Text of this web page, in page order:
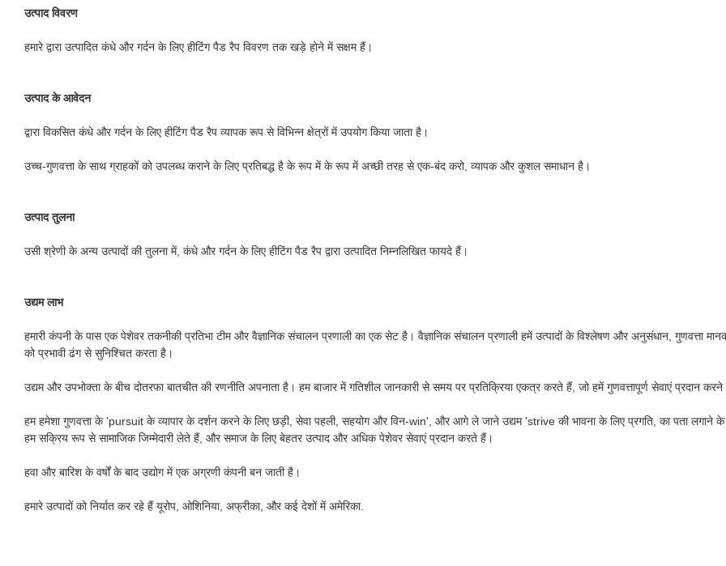
उत्पाद विवरण
हमारे द्वारा उत्पादित कंधे और गर्दन के लिए हीटिंग पैड रैप विवरण तक खड़े होने में सक्षम हैं।
उत्पाद के आवेदन
द्वारा विकसित कंधे और गर्दन के लिए हीटिंग पैड रैप व्यापक रूप से विभिन्न क्षेत्रों में उपयोग किया जाता है।
उच्च-गुणवत्ता के साथ ग्राहकों को उपलब्ध कराने के लिए प्रतिबद्ध है के रूप में के रूप में अच्छी तरह से एक-बंद करो, व्यापक और कुशल समाधान है।
उत्पाद तुलना
उसी श्रेणी के अन्य उत्पादों की तुलना में, कंधे और गर्दन के लिए हीटिंग पैड रैप द्वारा उत्पादित निम्नलिखित फायदे हैं।
उद्यम लाभ
हमारी कंपनी के पास एक पेशेवर तकनीकी प्रतिभा टीम और वैज्ञानिक संचालन प्रणाली का एक सेट है। वैज्ञानिक संचालन प्रणाली हमें उत्पादों के विश्लेषण और अनुसंधान, गुणवत्ता
को प्रभावी ढंग से सुनिश्चित करता है।
उद्यम और उपभोक्ता के बीच दोतरफा बातचीत की रणनीति अपनाता है। हम बाजार में गतिशील जानकारी से समय पर प्रतिक्रिया एकत्र करते हैं, जो हमें गुणवत्तापूर्ण सेवाएं प्रदान करने
हम हमेशा गुणवत्ता के 'pursuit के व्यापार के दर्शन करने के लिए छड़ी, सेवा पहली, सहयोग और विन-win', और आगे ले जाने उद्यम 'strive की भावना के लिए प्रगति, का पता
हम सक्रिय रूप से सामाजिक जिम्मेदारी लेते हैं, और समाज के लिए बेहतर उत्पाद और अधिक पेशेवर सेवाएं प्रदान करते हैं।
हवा और बारिश के वर्षों के बाद उद्योग में एक अग्रणी कंपनी बन जाती है।
हमारे उत्पादों को निर्यात कर रहे हैं यूरोप, ओशिनिया, अफ्रीका, और कई देशों में अमेरिका.